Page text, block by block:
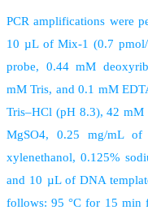
PCR amplifications were
10 µL of Mix-1 (0.7
probe, 0.44 mM
mM Tris, and 0.1 mM
Tris–HCl (pH 8.3), 42 mM
MgSO4, 0.25 mg/mL of
xylenethanol, 0.125%
and 10 µL of DNA
follows: 95 °C for 15 min